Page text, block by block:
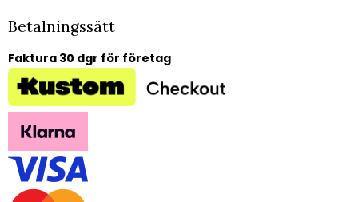
Betalningssätt
Faktura 30 dgr för företag